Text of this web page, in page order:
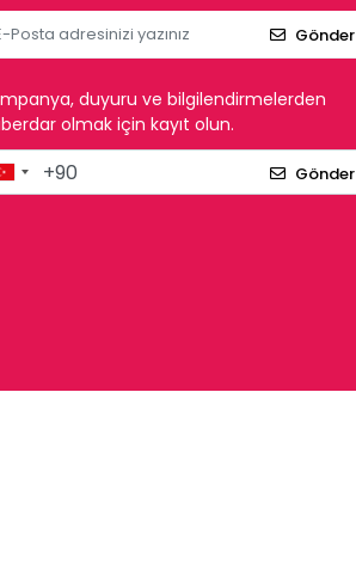
Gönder
duyuru ve bilgilendirmelerden
olmak için kayıt olun.
Gönder